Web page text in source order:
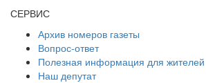
СЕРВИС
Архив номеров газеты
Вопрос-ответ
Полезная информация для жителей
Наш депутат